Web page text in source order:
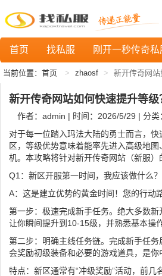
首页 找私服 刚开一秒传奇私
当前位置： 首页 zhaosf 新开传奇网站
新开传奇网站如何快速提升等级
作者：admin | 时间：2026/5/29 | 分类
对于每一位踏入玛法大陆的勇士而言，
区，等级优势意味着能率先进入高级地
机。本攻略将针对新开传奇网站（新服
Q1：新区开服第一时间，我应该做什么？
A：这是建立优势的黄金时间！您的行动
第一步：极速完成新手任务。绝大多数
让你瞬间提升到10-15级，并熟悉基本操
第二步：明确主线任务链。完成新手任
会奖励初级装备和必要的游戏道具，是你
特点：新区通常有“冲级奖励”活动，前